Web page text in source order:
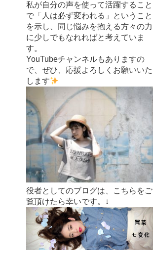
私が自分の声を使って活躍すること
で「人は必ず変われる」ということ
を示し、同じ悩みを抱える方々の力
に少しでもなれればと考えていま
す。
YouTubeチャンネルもありますの
で、ぜひ、応援よろしくお願いいた
します
役者としてのブログは、こちらをご
覧頂けたら幸いです。↓